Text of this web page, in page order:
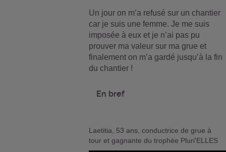
Un jour on m’a refusé sur un chantier
car je suis une femme. Je me suis
imposée à eux et je n’ai pas pu
prouver ma valeur sur ma grue et
finalement on m’a gardé jusqu’à la fin
du chantier !
En bref
Laetitia, 53 ans, conductrice de grue à
tour et gagnante du trophée Pluri'ELLES